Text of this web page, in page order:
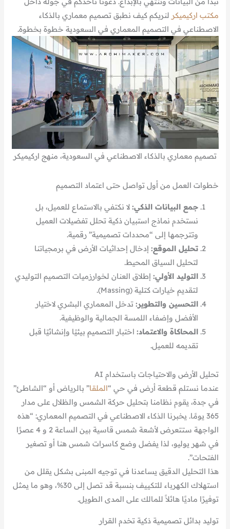
مكتب اركيميكر لنريكم كيف نطبق تصميم معماري بالذكاء
الاصطناعي في التصميم المعماري في السعودية خطوة بخطوة.
تصميم معماري بالذكاء الاصطناعي في السعودية، منهج اركيميكر
خطوات العمل من أول تواصل حتى اعتماد التصميم
جمع البيانات الذكي: لا نكتفي بالاستماع للعميل، بل
نستخدم نماذج استبيان ذكية تحلل تفضيلات العميل
وتترجمها إلى “محددات تصميمية” رقمية.
تحليل الموقع: إدخال إحداثيات الأرض في برمجياتنا
لتحليل السياق المحيط.
التوليد الأولي: إطلاق العنان لخوارزميات التصميم التوليدي
لتقديم خيارات كتلية (Massing).
التحسين والتطوير: تدخل المعماري البشري لاختيار
الأفضل وإضفاء اللمسة الجمالية والوظيفية.
المحاكاة والاعتماد: اختبار التصميم بيئيًا وإنشائيًا قبل
تقديمه للعميل.
تحليل الأرض والاحتياجات باستخدام AI
عندما نستلم قطعة أرض في حي “الملقا” بالرياض أو “الشاطئ”
في جدة، يقوم نظامنا بتحليل حركة الشمس والظلال على مدار
365 يومًا. يخبرنا الذكاء الاصطناعي في التصميم المعماري: “هذه
الواجهة ستتعرض لأشعة شمس قاسية بين الساعة 2 و 4 عصرًا
في شهر يوليو، لذا يفضل وضع كاسرات شمس هنا أو تصغير
الفتحات”.
هذا التحليل الدقيق يساعدنا في توجيه المبنى بشكل يقلل من
استهلاك الكهرباء للتكييف بنسبة قد تصل إلى 30%، وهو ما يمثل
توفيرًا ماديًا هائلاً للمالك على المدى الطويل.
توليد بدائل تصميمية ذكية تخدم القرار